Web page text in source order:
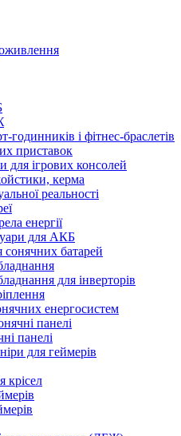
годинників і фітнес-браслетів
приставок
для ігрових консолей
керма
реальності
енергії
для АКБ
сонячних батарей
для інверторів
енергосистем
панелі
панелі
для геймерів
крісел